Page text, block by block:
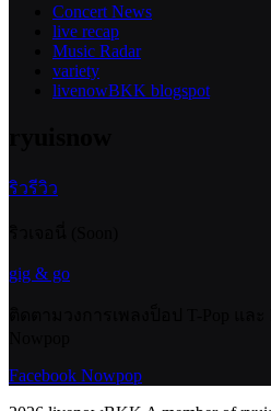
Concert News
live recap
Music Radar
variety
livenowBKK blogspot
ริวรีวิว
gig & go
Facebook Nowpop